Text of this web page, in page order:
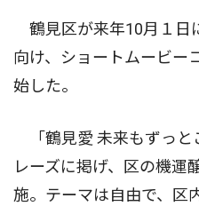
鶴見区が来年10月１日
向け、ショートムービー
始した。
「鶴見愛 未来もずっと
レーズに掲げ、区の機運
施。テーマは自由で、区